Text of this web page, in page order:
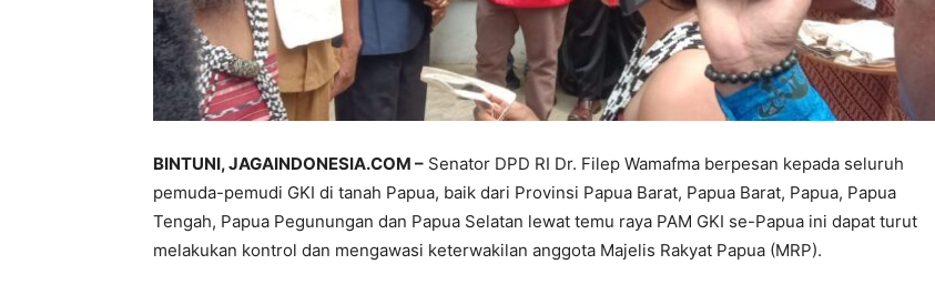
BINTUNI, JAGAINDONESIA.COM – Senator DPD RI Dr. Filep Wamafma berpesan kepada seluruh
pemuda-pemudi GKI di tanah Papua, baik dari Provinsi Papua Barat, Papua Barat, Papua, Papua
Tengah, Papua Pegunungan dan Papua Selatan lewat temu raya PAM GKI se-Papua ini dapat turut
melakukan kontrol dan mengawasi keterwakilan anggota Majelis Rakyat Papua (MRP).